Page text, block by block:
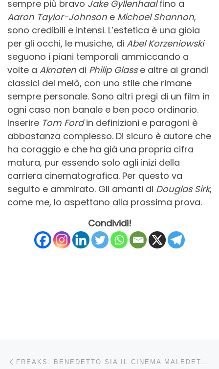
sempre più bravo Jake Gyllenhaalfino a
Aaron Taylor-Johnson e Michael Shannon,
sono credibili e intensi. L’estetica è una gioia
per gli occhi, le musiche, di Abel Korzeniowski
seguono i piani temporali ammiccando a
volte a Aknaten di Philip Glasse altre ai grandi
classici del melò, con uno stile che rimane
sempre personale. Sono altri pregi di un film in
ogni caso non banale e ben poco ordinario.
Inserire Tom Fordin definizioni e paragoni è
abbastanza complesso. Di sicuro è autore che
ha coraggio e che ha già una propria cifra
matura, pur essendo solo agli inizi della
carriera cinematografica. Per questo va
seguito e ammirato. Gli amanti di Douglas Sirk,
come me, lo aspettano alla prossima prova.
Condividi!
Navigazione articoli